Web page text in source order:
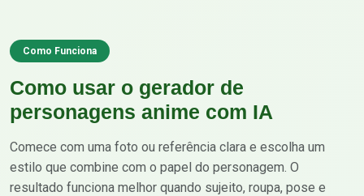
Como Funciona
Como usar o gerador de
personagens anime com IA
Comece com uma foto ou referência clara e escolha um
estilo que combine com o papel do personagem. O
resultado funciona melhor quando sujeito, roupa, pose e